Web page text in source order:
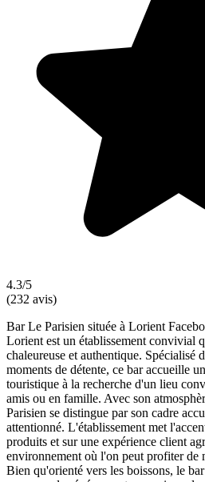
4.3/5
(232 avis)
Bar Le Parisien située à Lorient
Lorient est un établissement convivial
chaleureuse et authentique. Spécialisé
moments de détente, ce bar accueille
touristique à la recherche d'un lieu
amis ou en famille. Avec son
Parisien se distingue par son cadre
attentionné. L'établissement met
produits et sur une expérience client
environnement où l'on peut profiter de
Bien qu'orienté vers les boissons, le